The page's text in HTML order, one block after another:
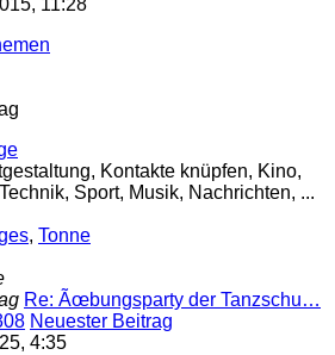
11:28
Kontakte knüpfen, Kino,
Sport, Musik, Nachrichten, ...
, Tonne
Re: Ãœbungsparty der Tanzschu…
Neuester Beitrag
4:35